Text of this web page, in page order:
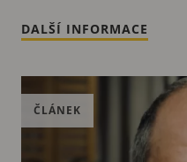
DALŠÍ INFORMACE
ČLÁNEK